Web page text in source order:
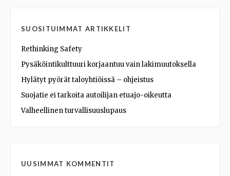
SUOSITUIMMAT ARTIKKELIT
Rethinking Safety
Pysäköintikulttuuri korjaantuu vain lakimuutoksella
Hylätyt pyörät taloyhtiöissä – ohjeistus
Suojatie ei tarkoita autoilijan etuajo-oikeutta
Valheellinen turvallisuuslupaus
UUSIMMAT KOMMENTIT